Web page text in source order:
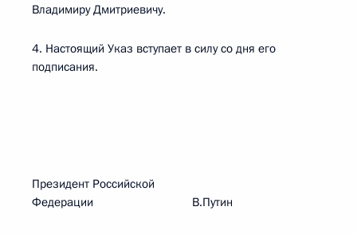
Владимиру Дмитриевичу.
4. Настоящий Указ вступает в силу со дня его
подписания.
Президент Российской
Федерации В.Путин